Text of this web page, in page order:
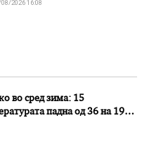
2026 16:08
во сред зима: 15
падна од 36 на 19